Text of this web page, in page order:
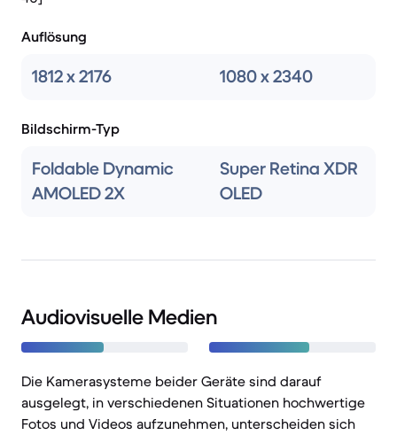
Auflösung
1812 x 2176 1080 x 2340
Bildschirm-Typ
Foldable Dynamic
AMOLED 2X
Super Retina XDR
OLED
Audiovisuelle Medien
Die Kamerasysteme beider Geräte sind darauf
ausgelegt, in verschiedenen Situationen hochwertige
Fotos und Videos aufzunehmen, unterscheiden sich